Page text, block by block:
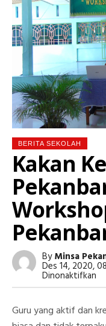
BERITA SEKOLAH
Kakan
ByMinsa
Des 14, 2020,
Dinonaktifkan
Guru yang aktif dan